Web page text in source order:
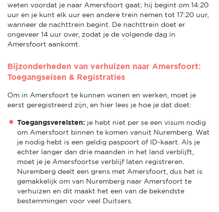
weten voordat je naar Amersfoort gaat; hij begint om 14:20
uur en je kunt elk uur een andere trein nemen tot 17:20 uur,
wanneer de nachttrein begint. De nachttrein doet er
ongeveer 14 uur over, zodat je de volgende dag in
Amersfoort aankomt.
Bijzonderheden van verhuizen naar Amersfoort:
Toegangseisen & Registraties
Om in Amersfoort te kunnen wonen en werken, moet je
eerst geregistreerd zijn, en hier lees je hoe je dat doet:
Toegangsvereisten: je hebt niet per se een visum nodig
om Amersfoort binnen te komen vanuit Nuremberg. Wat
je nodig hebt is een geldig paspoort of ID-kaart. Als je
echter langer dan drie maanden in het land verblijft,
moet je je Amersfoortse verblijf laten registreren.
Nuremberg deelt een grens met Amersfoort, dus het is
gemakkelijk om van Nuremberg naar Amersfoort te
verhuizen en dit maakt het een van de bekendste
bestemmingen voor veel Duitsers.